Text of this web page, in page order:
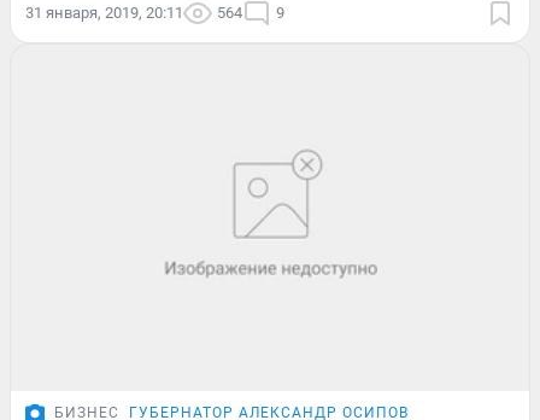
31 января, 2019, 20:11 564 9
БИЗНЕС ГУБЕРНАТОР АЛЕКСАНДР ОСИПОВ